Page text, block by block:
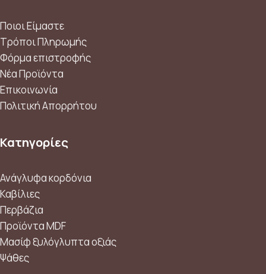
Ποιοι Είμαστε
Τρόποι Πληρωμής
Φόρμα επιστροφής
Νέα Προϊόντα
Επικοινωνία
Πολιτική Απορρήτου
Κατηγορίες
Ανάγλυφα κορδόνια
Καβίλιες
Περβάζια
Προϊόντα MDF
Μασίφ ξυλόγλυπτα οξιάς
Ψάθες